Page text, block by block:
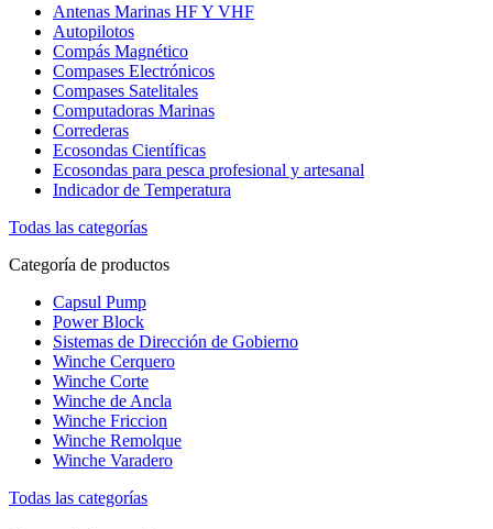
Antenas Marinas HF Y VHF
Autopilotos
Compás Magnético
Compases Electrónicos
Compases Satelitales
Computadoras Marinas
Correderas
Ecosondas Científicas
Ecosondas para pesca profesional y artesanal
Indicador de Temperatura
Todas las categorías
Categoría de productos
Capsul Pump
Power Block
Sistemas de Dirección de Gobierno
Winche Cerquero
Winche Corte
Winche de Ancla
Winche Friccion
Winche Remolque
Winche Varadero
Todas las categorías